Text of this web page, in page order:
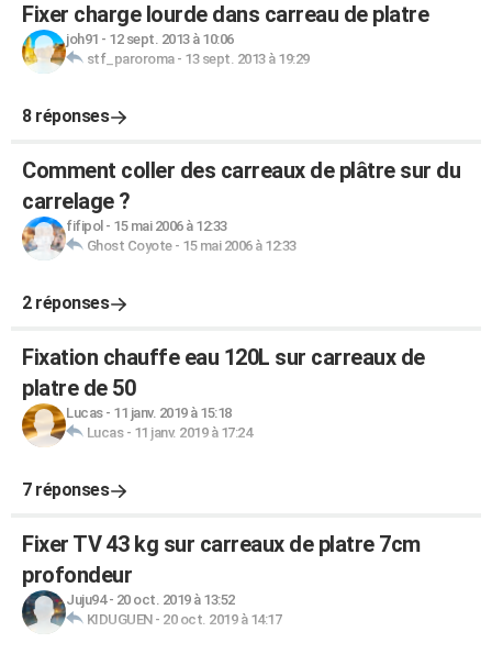
Fixer charge lourde dans carreau de platre
joh91 - 12 sept. 2013 à 10:06
stf_paroroma- 13 sept. 2013 à 19:29
8 réponses
Comment coller des carreaux de plâtre sur du
carrelage ?
fifipol - 15 mai 2006 à 12:33
Ghost Coyote- 15 mai 2006 à 12:33
2 réponses
Fixation chauffe eau 120L sur carreaux de
platre de 50
Lucas- 11 janv. 2019 à 15:18
Lucas- 11 janv. 2019 à 17:24
7 réponses
Fixer TV 43 kg sur carreaux de platre 7cm
profondeur
Juju94- 20 oct. 2019 à 13:52
KIDUGUEN- 20 oct. 2019 à 14:17